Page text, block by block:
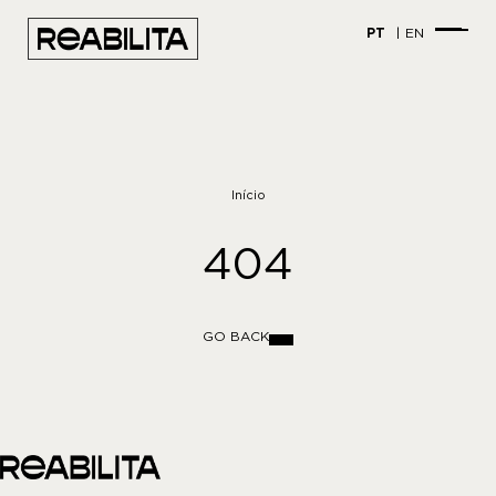
PT EN
Início
404
GO BACK